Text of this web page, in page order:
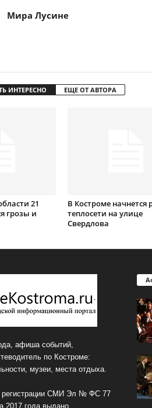
Мира Лусине
ИНТЕРЕСНО ЕЩЕ ОТ АВТОРА
21
грозы и
В Костроме начнется
теплосети на улице
Свердлова
афиша событий,
по Костроме:
музеи, места отдыха.
регистрации СМИ Эл № ФС 77
2017 года выдано